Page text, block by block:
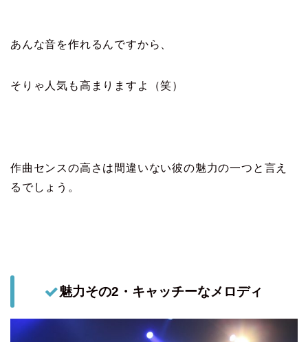
あんな音を作れるんですから、
そりゃ人気も高まりますよ（笑）
作曲センスの高さは間違いない彼の魅力の一つと言え
るでしょう。
魅力その2・キャッチーなメロディ